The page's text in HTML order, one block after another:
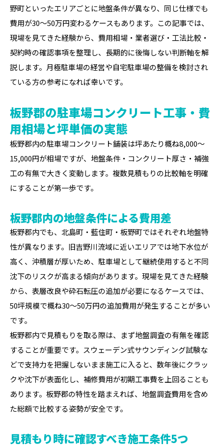
野町といったエリアごとに地盤条件が異なり、同じ仕様でも
費用が30〜50万円変わるケースもあります。この記事では、
現場を見てきた経験から、費用相場・業者選び・工法比較・
契約時の確認事項を整理し、長期的に後悔しない判断軸を解
説します。月極駐車場の経営や自宅駐車場の整備を検討され
ている方の参考になれば幸いです。
板野郡の駐車場コンクリート工事・費
用相場と坪単価の実態
板野郡内の駐車場コンクリート舗装は坪あたり概ね8,000〜
15,000円が相場ですが、地盤条件・コンクリート厚さ・補強
工の有無で大きく変動します。複数見積もりの比較軸を明確
にすることが第一歩です。
板野郡内の地盤条件による費用差
板野郡内でも、北島町・藍住町・板野町ではそれぞれ地盤特
性が異なります。旧吉野川流域に近いエリアでは地下水位が
高く、沖積層が厚いため、駐車場として継続使用すると不同
沈下のリスクが高まる傾向があります。現場を見てきた経験
から、表層改良や砕石転圧の追加が必要になるケースでは、
50坪規模で概ね30〜50万円の追加費用が発生することが多い
です。
板野郡内で見積もりを取る際は、まず地盤調査の有無を確認
することが重要です。スウェーデン式サウンディング試験な
どで支持力を把握しないまま施工に入ると、数年後にクラッ
クや沈下が表面化し、補修費用が初期工事費を上回ることも
あります。板野郡の特性を踏まえれば、地盤調査費用を含め
た総額で比較する姿勢が安全です。
見積もり時に確認すべき施工条件5つ